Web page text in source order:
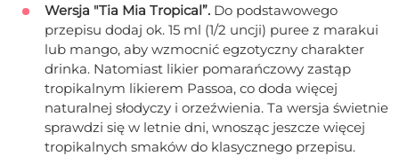
Wersja "Tia Mia Tropical”. Do podstawowego
przepisu dodaj ok. 15 ml (1/2 uncji) puree z marakui
lub mango, aby wzmocnić egzotyczny charakter
drinka. Natomiast likier pomarańczowy zastąp
tropikalnym likierem Passoa, co doda więcej
naturalnej słodyczy i orzeźwienia. Ta wersja świetnie
sprawdzi się w letnie dni, wnosząc jeszcze więcej
tropikalnych smaków do klasycznego przepisu.